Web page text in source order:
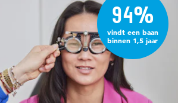
94%
vindt een baan
binnen 1,5 jaar